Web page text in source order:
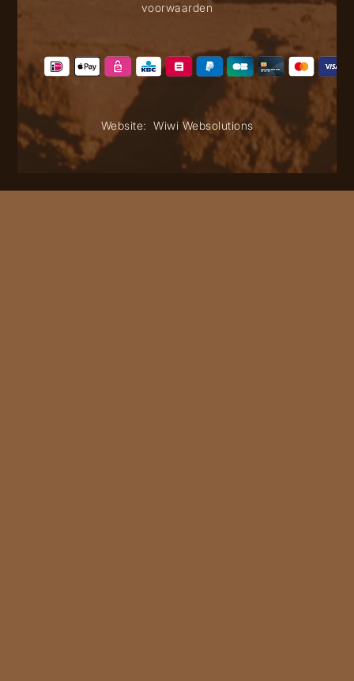
voorwaarden
Website: Wiwi Websolutions